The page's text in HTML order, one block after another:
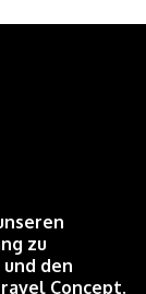
zu
den
Concept.